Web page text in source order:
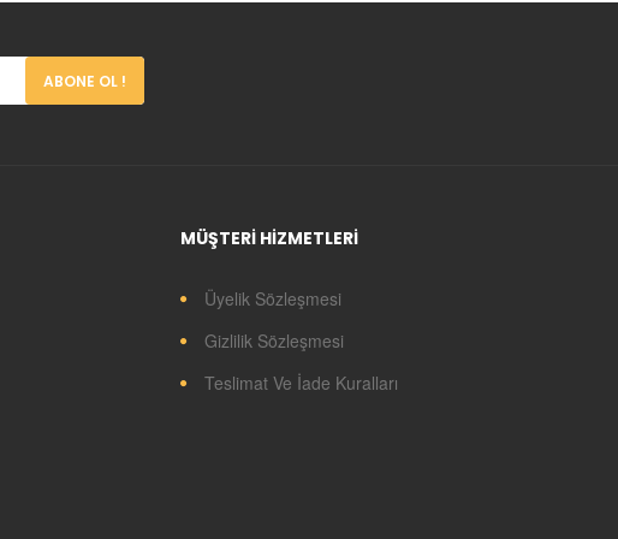
ABONE OL !
MÜŞTERİ HİZMETLERİ
Üyelik Sözleşmesi
Gizlilik Sözleşmesi
Teslimat Ve İade Kuralları